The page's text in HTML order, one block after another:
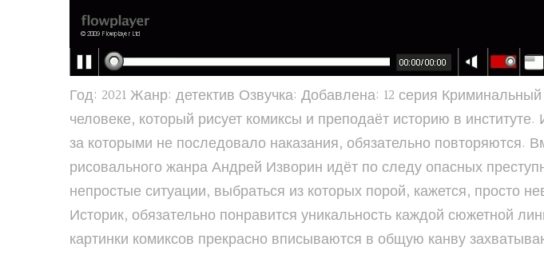
Год: 2021 Жанр: детектив Озвучка: Добавлена: 12 серия
человеке, который рисует комиксы и преподаёт историю в
за которыми не последовало наказания, обязательно
рисовального жанра Андрей Изворин идёт по следу опасных
непростые ситуации, выбраться из которых порой, кажется, просто
Историк, обязательно понравится уникальность каждой сюжетной
картинки комиксов прекрасно вписываются в общую канву